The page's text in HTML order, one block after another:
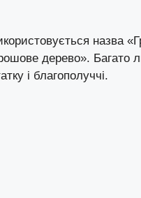
назва
дерево».
і благополуччі.